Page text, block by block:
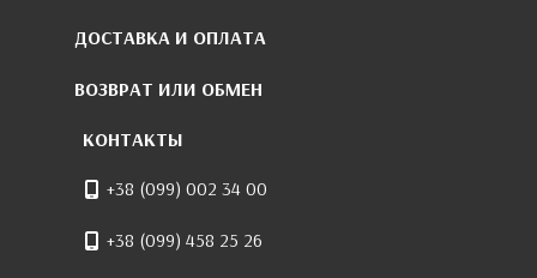
ДОСТАВКА И ОПЛАТА
ВОЗВРАТ ИЛИ ОБМЕН
КОНТАКТЫ
+38 (099) 002 34 00
+38 (099) 458 25 26